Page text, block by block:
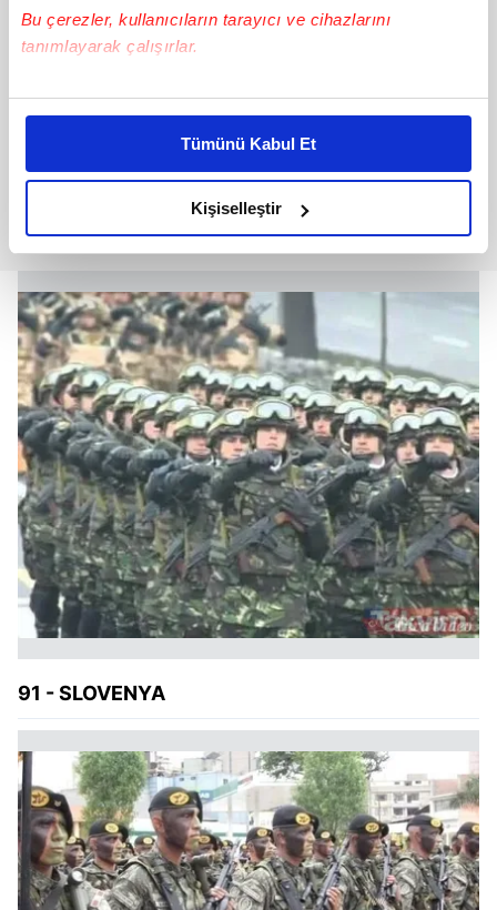
Bu çerezler, kullanıcıların tarayıcı ve cihazlarını
tanımlayarak çalışırlar.
Bu çerezlere izin vermeniz halinde sizlere özel
daha iyi reklam deneyimi yaşatabiliriz. Bunu yaparken
amacımızın size daha iyi bir reklam deneyimi sunmak
olduğunu ve sizlere en iyi içerikleri sunabilmek adına
elimizden gelen çabayı gösterdiğimizi ve bu noktada,
reklamların maliyetlerimizi karşılamak noktasında tek gelir
Her halükârda, kullanıcılar, bu çerezlere izin vermedikleri
takdirde, kullanıcılara hedefli reklamlar
gösterilmeyecektir."
Sizlere daha iyi bir hizmet sunabilmek için İnternet
Sitemizde kendimize ve üçüncü kişilere ait çerezler
kullanılmaktadır. Bu çerezler vasıtasıyla çeşitli kişisel
verileriniz işlenmekte olup gerekli olan çerezler bilgi
toplumu hizmetlerinin sunulması amacıyla
kullanılmaktadır. Diğer çerezler, sitemizin daha işlevsel
kılınması ve kişiselleştirilmesi ve sizlere yönelik
reklam/pazarlama faaliyetlerinin yapılması, amaçlarıyla
sınırlı olarak açık rızanız dahilinde kullanılacaktır.
için Ayarlar butonuna tıklayabilir,Çerez Bilgilendirme
Metnimiziziyaret edebilirsiniz.
6698 sayılı Kişisel Verilerin Korunması Kanunu uyarınca
hazırlanmış Aydınlatma Metnimizi okumak ve sitemizde
ilgili mevzuata uygun olarak kullanılan çerezlerle ilgili bilgi
Tümünü Kabul Et
Kişiselleştir
91 - SLOVENYA